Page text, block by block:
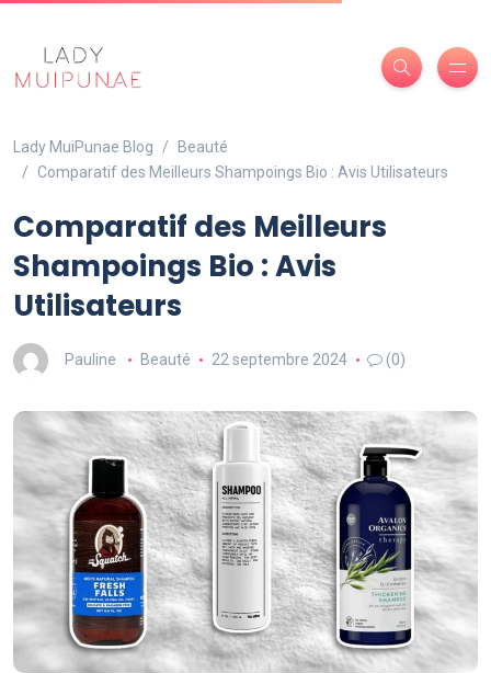
Lady MuiPunae Blog
Beauté
Comparatif des Meilleurs Shampoings Bio : Avis Utilisateurs
Comparatif des Meilleurs
Shampoings Bio : Avis
Utilisateurs
Pauline Beauté 22 septembre 2024 (0)